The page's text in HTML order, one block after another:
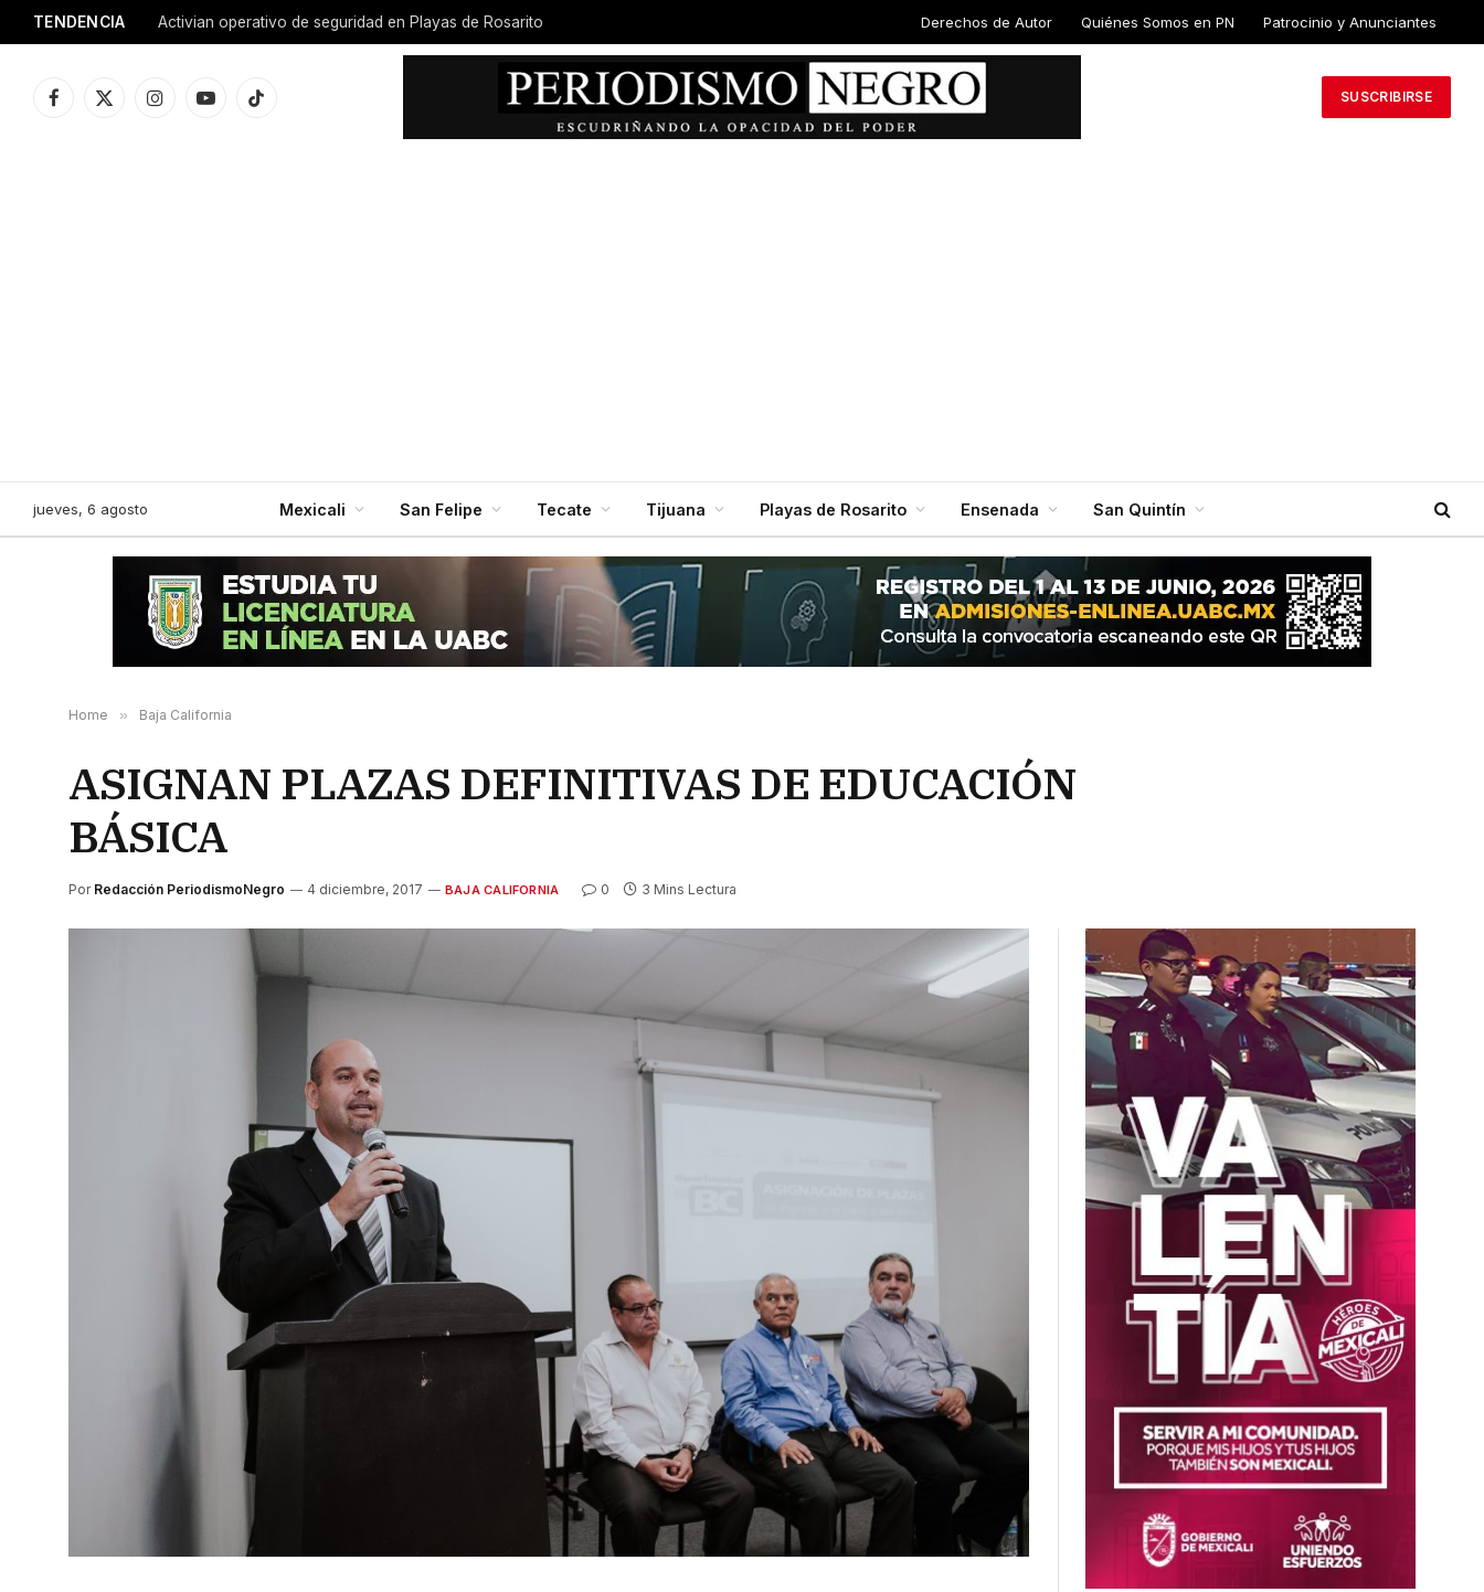
TENDENCIA Activian operativo de seguridad en Playas de Rosarito Derechos de Autor Quiénes Somos en PN Patrocinio y Anunciantes
Facebook
X
InstagramYouTubeTikTok
SUSCRIBIRSE
jueves, 6 agosto Mexicali San Felipe Tecate Tijuana Playas de Rosarito Ensenada San Quintín
Home » Baja California
ASIGNAN PLAZAS DEFINITIVAS DE EDUCACIÓN
BÁSICA
Por Redacción PeriodismoNegro 4 diciembre, 2017 BAJA CALIFORNIA 0 3 Mins Lectura